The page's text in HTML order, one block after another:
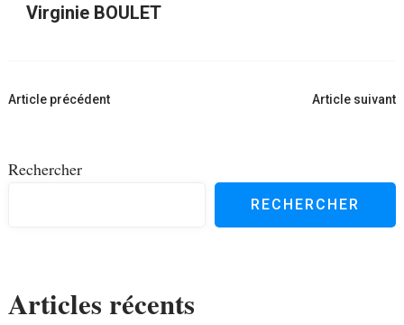
Virginie BOULET
Navigation
Article précédent Article suivant
Rechercher
RECHERCHER
Articles récents